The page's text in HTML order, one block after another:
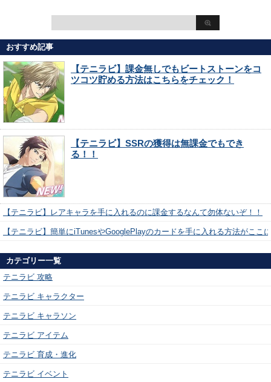
おすすめ記事
【テニラビ】課金無しでもビートストーンをコ
ツコツ貯める方法はこちらをチェック！
【テニラビ】SSRの獲得は無課金でもでき
る！！
【テニラビ】レアキャラを手に入れるのに課金するなんて勿体ないぞ！！
【テニラビ】簡単にiTunesやGooglePlayのカードを手に入れる方法がここ
カテゴリー一覧
テニラビ 攻略
テニラビ キャラクター
テニラビ キャラソン
テニラビ アイテム
テニラビ 育成・進化
テニラビ イベント